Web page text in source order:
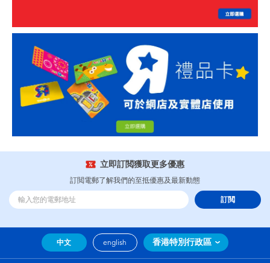
立即訂閲獲取更多優惠
訂閲電郵了解我們的至抵優惠及最新動態
訂閲
中文 english 香港特別行政區